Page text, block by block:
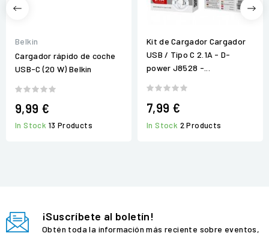
Belkin
Cargador rápido de coche
USB-C (20 W) Belkin
9,99 €
In Stock 13 Products
Kit de Cargador Cargador
USB / Tipo C 2.1A - D-
power J8528 -...
7,99 €
In Stock 2 Products
¡Suscríbete al boletín!
Obtén toda la información más reciente sobre eventos,